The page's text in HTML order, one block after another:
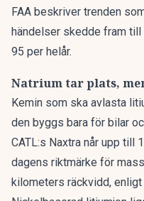
FAA beskriver trenden
händelser skedde fram
95 per helår.
Natrium tar plats,
Kemin som ska avlasta
den byggs bara för bilar
CATL:s Naxtra når upp till
dagens riktmärke för
kilometers räckvidd,